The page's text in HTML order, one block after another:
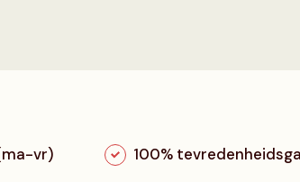
vr) 100%